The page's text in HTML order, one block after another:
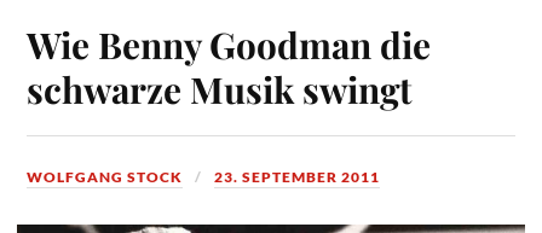
Wie Benny Goodman die
schwarze Musik swingt
WOLFGANG STOCK 23. SEPTEMBER 2011